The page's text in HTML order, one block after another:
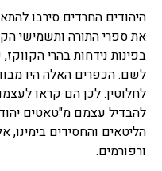
היהודים החרדים סירבו
את ספרי התורה ותשמישי
בפינות נידחות בהרי הקווקז,
לשם. הכפרים האלה היו
לחלוטין. לכן הם קראו לעצמם
להבדיל עצמם מ"טאטים
הליטאים והחסידים בימינו,
ורפורמים.